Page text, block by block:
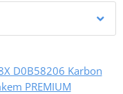
D0B58206 Karbon
PREMIUM